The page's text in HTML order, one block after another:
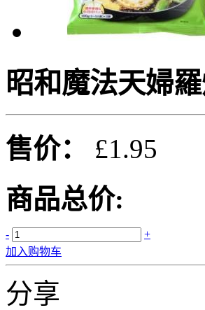
昭和魔法天婦
售价：
£1.95
商品总价:
-
+
加入购物车
分享